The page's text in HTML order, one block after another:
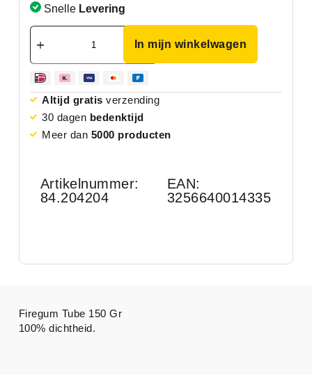
Snelle Levering
In mijn winkelwagen
Altijd gratis verzending
30 dagen bedenktijd
Meer dan 5000 producten
Artikelnummer:
84.204204
EAN:
3256640014335
Firegum Tube 150 Gr
100% dichtheid.